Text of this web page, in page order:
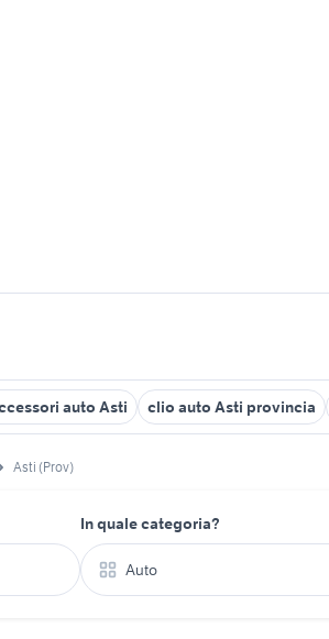
auto Asti clio auto Asti provincia
Asti (Prov)
In quale categoria?
Auto